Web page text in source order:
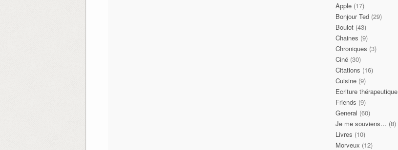
Apple (17)
Bonjour Ted (29)
Boulot (43)
Chaines (9)
Chroniques (3)
Ciné (30)
Citations (16)
Cuisine (9)
Ecriture thérapeutique
Friends (9)
General (60)
Je me souviens… (8)
Livres (10)
Morveux (12)